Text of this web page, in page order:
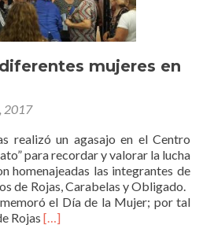
mujeres en
2017
realizó un agasajo en el Centro
para recordar y valorar la lucha
homenajeadas las integrantes de
de Rojas, Carabelas y Obligado.
el Día de la Mujer; por tal
Rojas Leer
[…]